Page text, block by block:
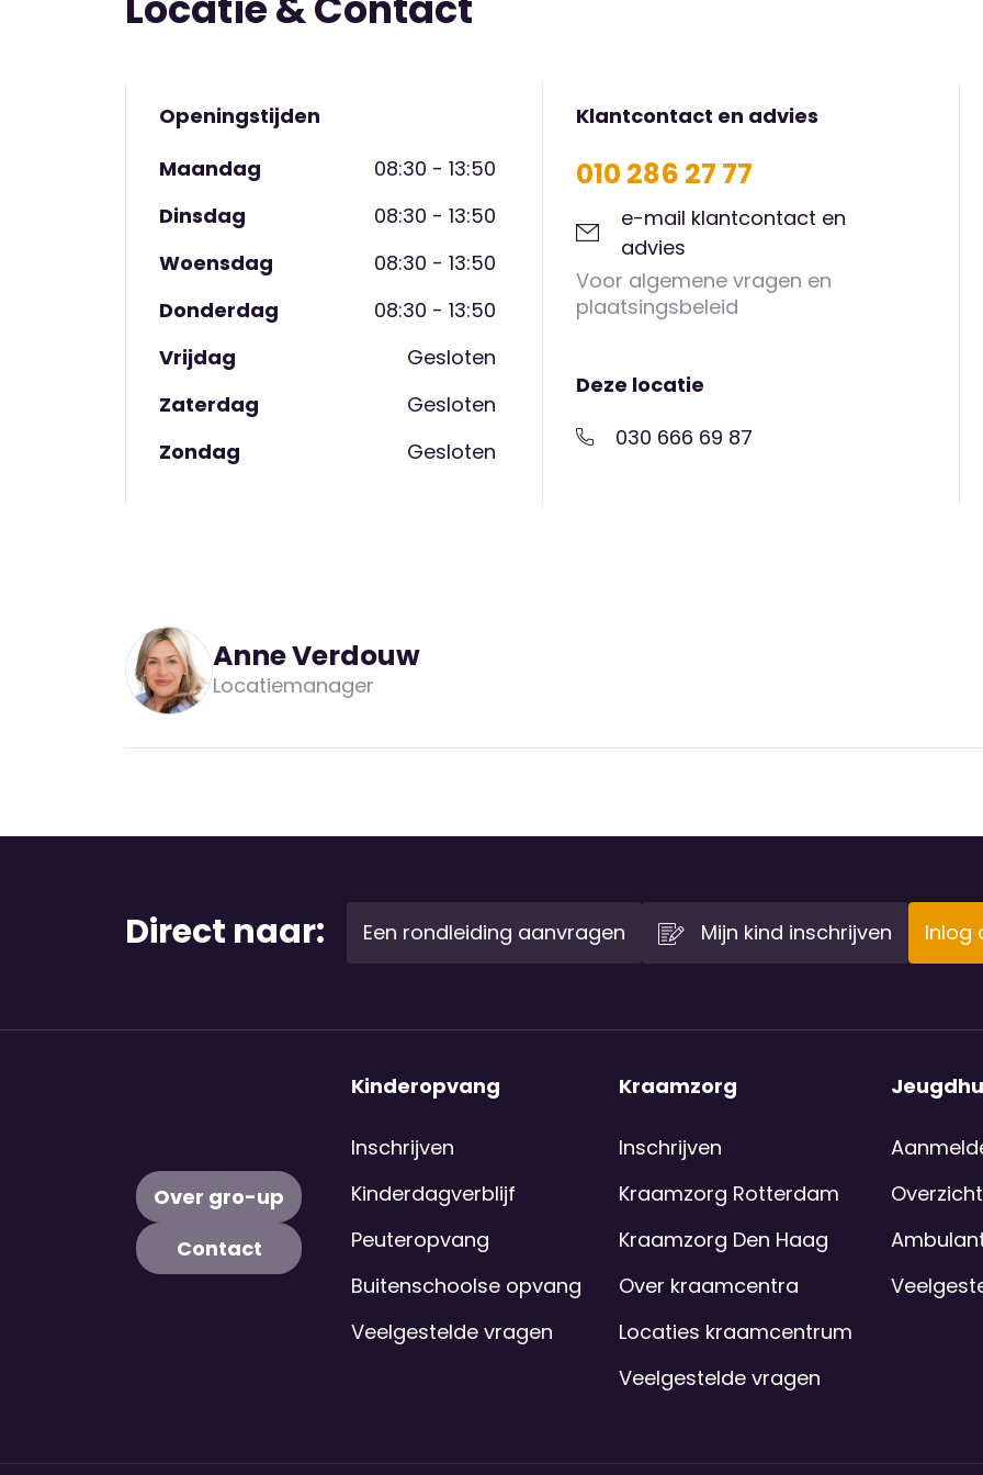
leidt de locatiemanager je graag eens rond.
Openingstijden
Maandag
08:30 - 13:50
Dinsdag
08:30 - 13:50
Woensdag
08:30 - 13:50
Donderdag
08:30 - 13:50
Vrijdag
Gesloten
Zaterdag
Gesloten
Zondag
Gesloten
Klantcontact en advies
010 286 27 77
e-mail klantcontact en
advies
Voor algemene vragen en
plaatsingsbeleid
Deze locatie
030 666 69 87
Anne Verdouw
Locatiemanager
Direct naar: Een rondleiding aanvragen Mijn kind inschrijven Inlog
Over gro-up
Contact
Kinderopvang
Inschrijven
Kinderdagverblijf
Peuteropvang
Buitenschoolse opvang
Veelgestelde vragen
Kraamzorg
Inschrijven
Kraamzorg Rotterdam
Kraamzorg Den Haag
Over kraamcentra
Locaties kraamcentrum
Veelgestelde vragen